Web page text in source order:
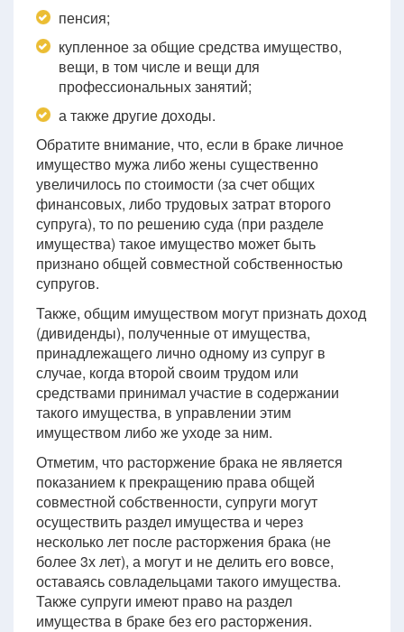
пенсия;
купленное за общие средства имущество,
вещи, в том числе и вещи для
профессиональных занятий;
а также другие доходы.
Обратите внимание, что, если в браке личное
имущество мужа либо жены существенно
увеличилось по стоимости (за счет общих
финансовых, либо трудовых затрат второго
супруга), то по решению суда (при разделе
имущества) такое имущество может быть
признано общей совместной собственностью
супругов.
Также, общим имуществом могут признать доход
(дивиденды), полученные от имущества,
принадлежащего лично одному из супруг в
случае, когда второй своим трудом или
средствами принимал участие в содержании
такого имущества, в управлении этим
имуществом либо же уходе за ним.
Отметим, что расторжение брака не является
показанием к прекращению права общей
совместной собственности, супруги могут
осуществить раздел имущества и через
несколько лет после расторжения брака (не
более 3х лет), а могут и не делить его вовсе,
оставаясь совладельцами такого имущества.
Также супруги имеют право на раздел
имущества в браке без его расторжения.